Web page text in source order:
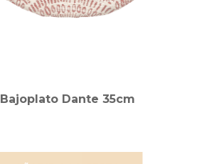
Bajoplato Dante 35cm